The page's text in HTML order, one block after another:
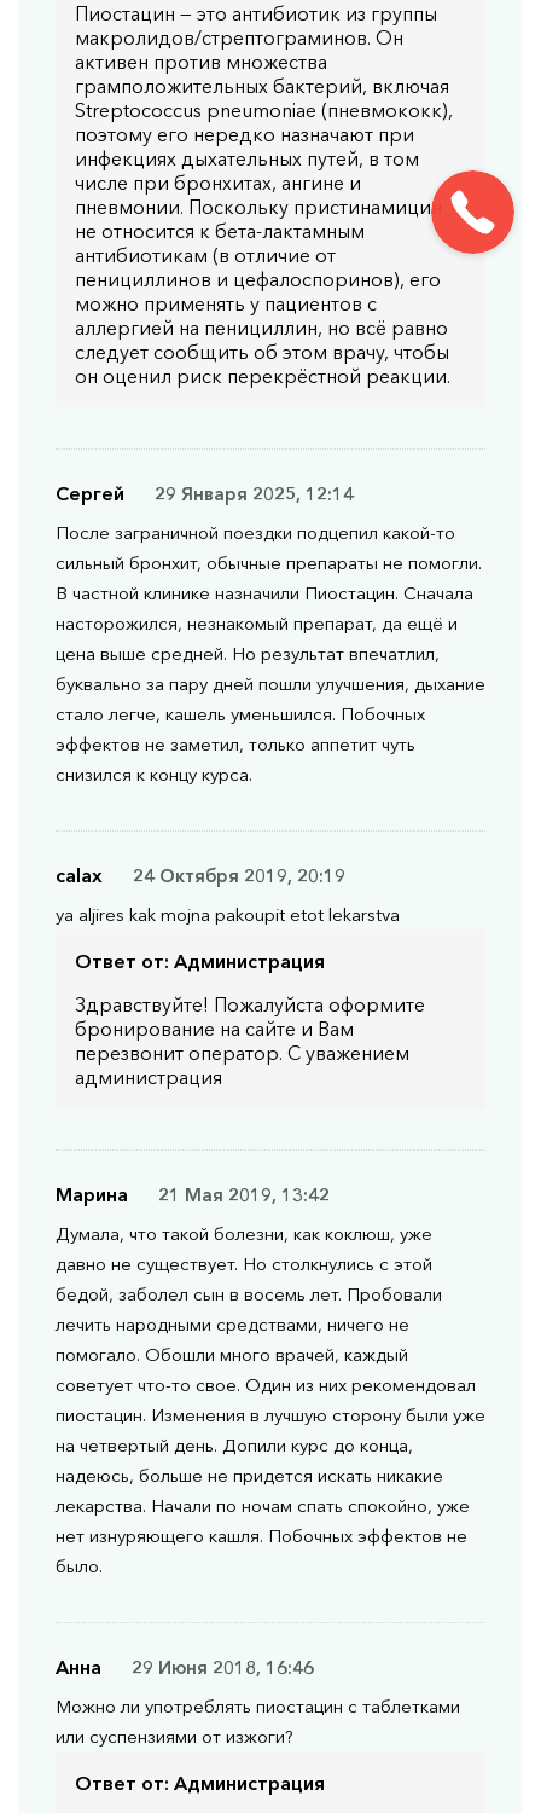
Пиостацин — это антибиотик из группы
макролидов/стрептограминов. Он
активен против множества
грамположительных бактерий, включая
Streptococcus pneumoniae (пневмококк),
поэтому его нередко назначают при
инфекциях дыхательных путей, в том
числе при бронхитах, ангине и
пневмонии. Поскольку пристинамицин
не относится к бета-лактамным
антибиотикам (в отличие от
пенициллинов и цефалоспоринов), его
можно применять у пациентов с
аллергией на пенициллин, но всё равно
следует сообщить об этом врачу, чтобы
он оценил риск перекрёстной реакции.
Сергей
29 Января 2025, 12:14
После заграничной поездки подцепил какой-то
сильный бронхит, обычные препараты не помогли.
В частной клинике назначили Пиостацин. Сначала
насторожился, незнакомый препарат, да ещё и
цена выше средней. Но результат впечатлил,
буквально за пару дней пошли улучшения, дыхание
стало легче, кашель уменьшился. Побочных
эффектов не заметил, только аппетит чуть
снизился к концу курса.
calax
24 Октября 2019, 20:19
ya aljires kak mojna pakoupit etot lekarstva
Ответ от: Администрация
Здравствуйте! Пожалуйста оформите
бронирование на сайте и Вам
перезвонит оператор. С уважением
администрация
Марина
21 Мая 2019, 13:42
Думала, что такой болезни, как коклюш, уже
давно не существует. Но столкнулись с этой
бедой, заболел сын в восемь лет. Пробовали
лечить народными средствами, ничего не
помогало. Обошли много врачей, каждый
советует что-то свое. Один из них рекомендовал
пиостацин. Изменения в лучшую сторону были уже
на четвертый день. Допили курс до конца,
надеюсь, больше не придется искать никакие
лекарства. Начали по ночам спать спокойно, уже
нет изнуряющего кашля. Побочных эффектов не
было.
Анна
29 Июня 2018, 16:46
Можно ли употреблять пиостацин с таблетками
или суспензиями от изжоги?
Ответ от: Администрация